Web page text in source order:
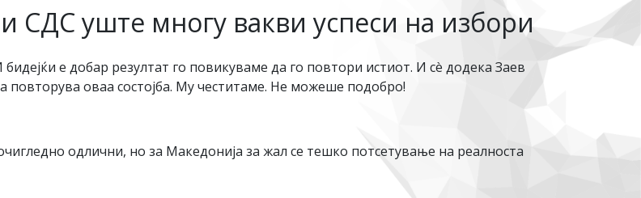
СДС уште многу вакви успеси на избори
е добар резултат го повикуваме да го повтори истиот. И сè додека Заев
повторува оваа состојба. Му честитаме. Не можеше подобро!
одлични, но за Македонија за жал се тешко потсетување на реалноста